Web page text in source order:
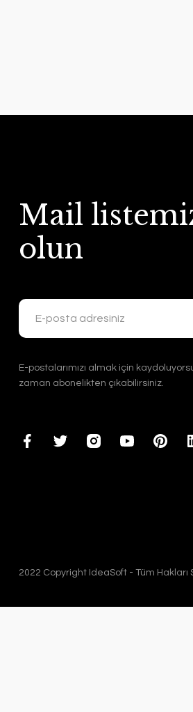
Mail
olun
E-postalarımızı almak için
zaman abonelikten çıkabilirsiniz.
2022 Copyright IdeaSoft - Tüm Hakları